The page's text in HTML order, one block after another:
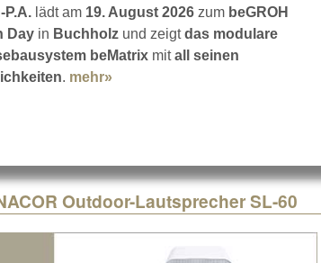
P.A. lädt am 19. August 2026 zum beGROH
Day in Buchholz und zeigtdas modulare
beMatrix mitall seinen
. mehr»
Outdoor-Lautsprecher SL-60